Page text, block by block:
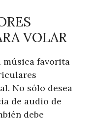
VOLAR
música favorita
No sólo desea
de audio de
debe